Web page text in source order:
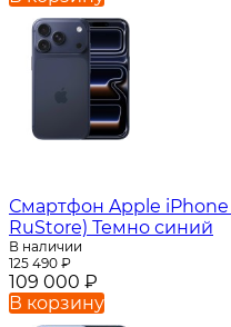
Смартфон Apple iPhone
RuStore) Темно синий
В наличии
125 490 ₽
109 000 ₽
В корзину